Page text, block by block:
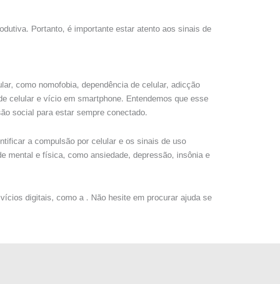
Portanto, é importante estar atento aos sinais de
como nomofobia, dependência de celular, adicção
celular e vício em smartphone. Entendemos que esse
social para estar sempre conectado.
a compulsão por celular e os sinais de uso
mental e física, como ansiedade, depressão, insônia e
digitais, como a . Não hesite em procurar ajuda se